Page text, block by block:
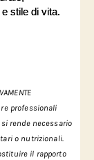
stile di vita.
professionali
rende necessario
o nutrizionali.
il rapporto